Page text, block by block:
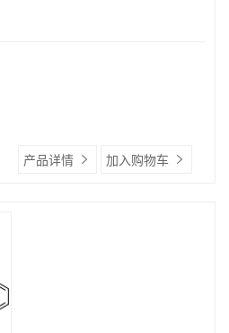
产品详情 加入购物车